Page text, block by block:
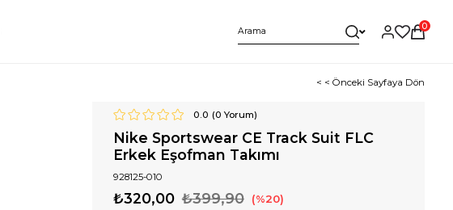
0
< < Önceki Sayfaya Dön
0.0 (0 Yorum)
Nike Sportswear CE Track Suit FLC
Erkek Eşofman Takımı
928125-010
₺399,90
₺320,00 20